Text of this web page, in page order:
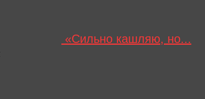
«Сильно кашляю, но...